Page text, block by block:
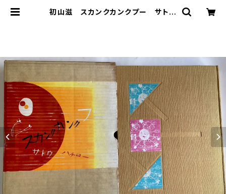
初山滋 スカンクカンクプー サトウ